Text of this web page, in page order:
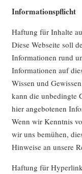
Informationspflicht
Haftung für Inhalte
Diese Webseite soll
Informationen rund
Informationen auf
Wissen und
kann die unbedingte
hier angebotenen
Wenn wir Kenntnis
wir uns bemühen,
Hinweise an unsere
Haftung für